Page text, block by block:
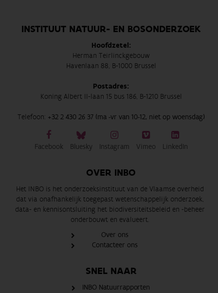
INSTITUUT NATUUR- EN BOSONDERZOEK
Hoofdzetel:
Herman Teirlinckgebouw
Havenlaan 88, B-1000 Brussel
Postadres:
Koning Albert II-laan 15 bus 186, B-1210 Brussel
Telefoon: +32 2 430 26 37 (ma -vr van 10-12, niet op woensdag)
Facebook Bluesky Instagram Vimeo LinkedIn
OVER INBO
Het INBO is het onderzoeksinstituut van de Vlaamse overheid
dat via onafhankelijk toegepast wetenschappelijk onderzoek,
data- en kennisontsluiting het biodiversiteitsbeleid en -beheer
onderbouwt en evalueert.
Over ons
Contacteer ons
SNEL NAAR
INBO Natuurrapporten